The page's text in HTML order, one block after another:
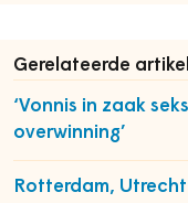
Gerelateerde
‘Vonnis in zaak
overwinning’
Rotterdam,